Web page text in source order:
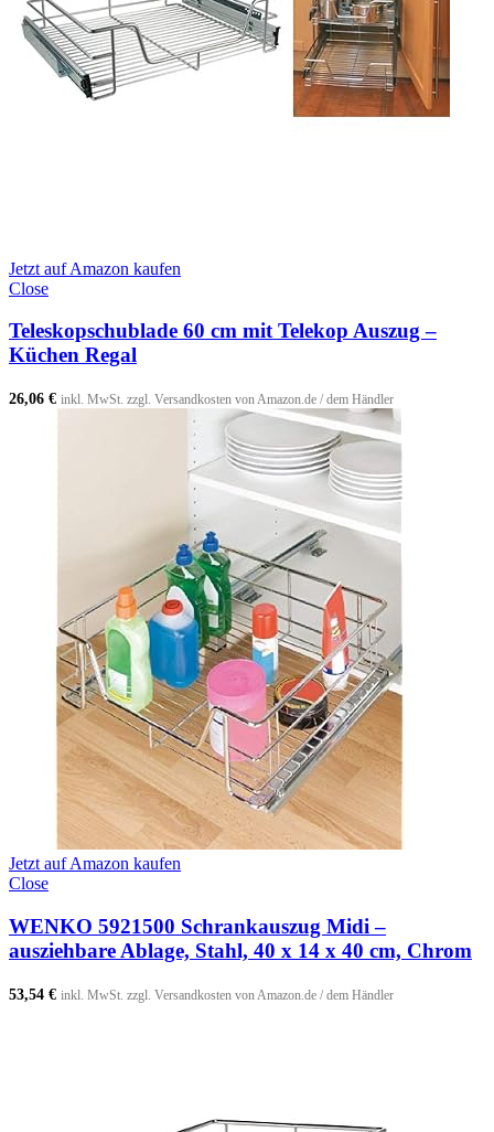
Jetzt auf Amazon kaufen
Close
Teleskopschublade 60 cm mit Telekop Auszug –
Küchen Regal
26,06 € inkl. MwSt. zzgl. Versandkosten von Amazon.de / dem Händler
Jetzt auf Amazon kaufen
Close
WENKO 5921500 Schrankauszug Midi –
ausziehbare Ablage, Stahl, 40 x 14 x 40 cm, Chrom
53,54 € inkl. MwSt. zzgl. Versandkosten von Amazon.de / dem Händler